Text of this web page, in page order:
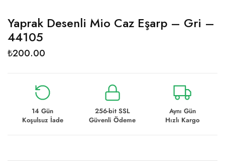
Yaprak Desenli Mio Caz Eşarp – Gri –
44105
₺200.00
14 Gün
Koşulsuz İade
256-bit SSL
Güvenli Ödeme
Aynı Gün
Hızlı Kargo